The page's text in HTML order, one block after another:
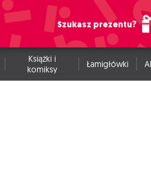
Szukasz prezentu?
Książki i
komiksy
Łamigłówki